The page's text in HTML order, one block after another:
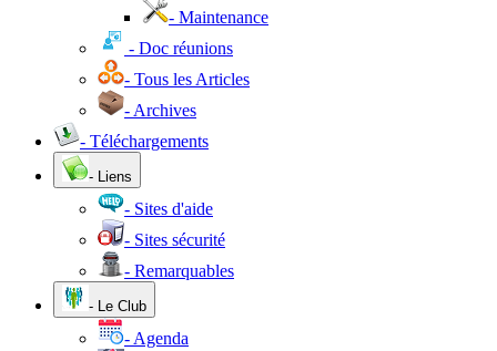
- Maintenance
- Doc réunions
- Tous les Articles
- Archives
- Téléchargements
- Liens
- Sites d'aide
- Sites sécurité
- Remarquables
- Le Club
- Agenda